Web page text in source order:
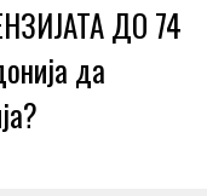
ДО 74
да